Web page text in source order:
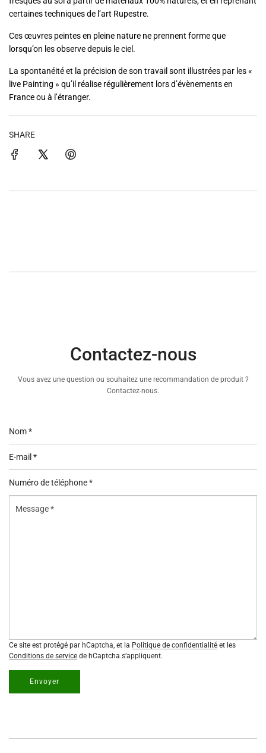
certaines techniques de l’art Rupestre.
Ces œuvres peintes en pleine nature ne prennent forme que
lorsqu’on les observe depuis le ciel.
La spontanéité et la précision de son travail sont illustrées par les «
live Painting » qu’il réalise régulièrement lors d’évènements en
France ou à l’étranger.
SHARE
Contactez-nous
Vous avez une question ou souhaitez une recommandation de produit ?
Contactez-nous.
Ce site est protégé par hCaptcha, et la Politique de confidentialité et les
Conditions de service de hCaptcha s’appliquent.
Envoyer